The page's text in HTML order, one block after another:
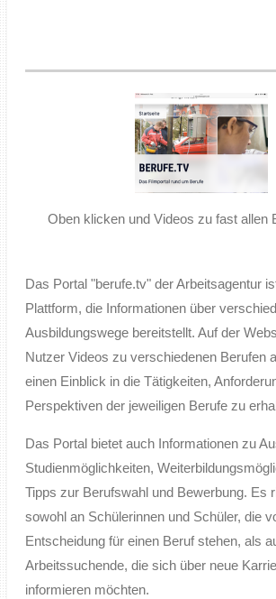
Oben klicken und Videos zu fast allen
Das Portal "berufe.tv" der Arbeitsagentur
Plattform, die Informationen über
Ausbildungswege bereitstellt. Auf der
Nutzer Videos zu verschiedenen Berufen
einen Einblick in die Tätigkeiten,
Perspektiven der jeweiligen Berufe zu
Das Portal bietet auch Informationen zu
Studienmöglichkeiten,
Tipps zur Berufswahl und Bewerbung. Es
sowohl an Schülerinnen und Schüler, die
Entscheidung für einen Beruf stehen, als
Arbeitssuchende, die sich über neue
informieren möchten.